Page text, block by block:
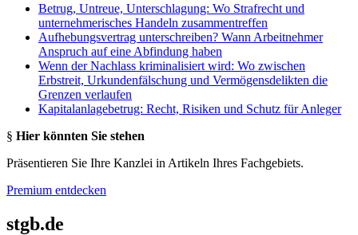
Betrug, Untreue, Unterschlagung: Wo Strafrecht und
unternehmerisches Handeln zusammentreffen
Aufhebungsvertrag unterschreiben? Wann Arbeitnehmer
Anspruch auf eine Abfindung haben
Wenn der Nachlass kriminalisiert wird: Wo zwischen
Erbstreit, Urkundenfälschung und Vermögensdelikten die
Grenzen verlaufen
Kapitalanlagebetrug: Recht, Risiken und Schutz für Anleger
§ Hier könnten Sie stehen
Präsentieren Sie Ihre Kanzlei in Artikeln Ihres Fachgebiets.
Premium entdecken
stgb.de